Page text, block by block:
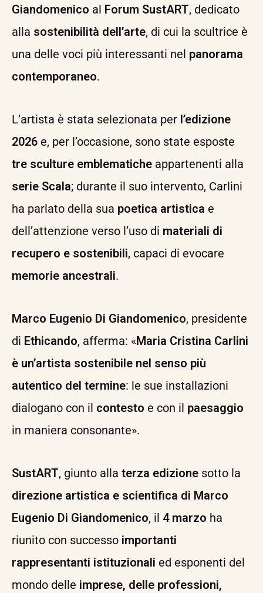
Giandomenico al Forum SustART, dedicato
alla sostenibilità dell’arte, di cui la scultrice è
una delle voci più interessanti nel panorama
contemporaneo.
L’artista è stata selezionata per l’edizione
2026 e, per l’occasione, sono state esposte
tre sculture emblematiche appartenenti alla
serie Scala; durante il suo intervento, Carlini
ha parlato della sua poetica artistica e
dell’attenzione verso l’uso di materiali di
recupero e sostenibili, capaci di evocare
memorie ancestrali.
Marco Eugenio Di Giandomenico, presidente
di Ethicando, afferma: «Maria Cristina Carlini
è un’artista sostenibile nel senso più
autentico del termine: le sue installazioni
dialogano con il contesto e con il paesaggio
in maniera consonante».
SustART, giunto alla terza edizione sotto la
direzione artistica e scientifica di Marco
Eugenio Di Giandomenico, il 4 marzo ha
riunito con successo importanti
rappresentanti istituzionali ed esponenti del
mondo delle imprese, delle professioni,